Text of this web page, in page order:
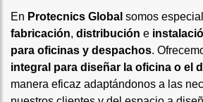
En Protecnics Global somos
fabricación, distribución e
para oficinas y despachos.
integral para diseñar la oficina o el
manera eficaz adaptándonos a las